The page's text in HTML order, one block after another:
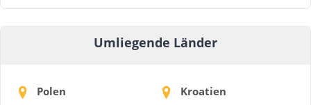
Umliegende Länder
Polen Kroatien